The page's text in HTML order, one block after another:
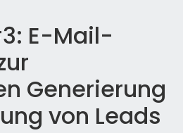
E-Mail-
Generierung
von Leads